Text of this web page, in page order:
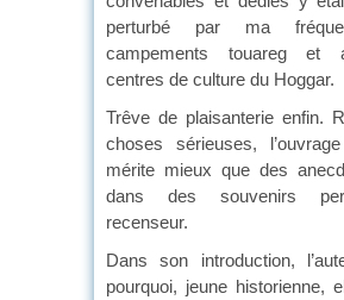
perturbé par ma
campements touareg et
centres de culture du Hoggar.
Trêve de plaisanterie enfin.
choses sérieuses,
mérite mieux que des
dans des souvenirs
recenseur.
Dans son introduction,
pourquoi, jeune historienne,